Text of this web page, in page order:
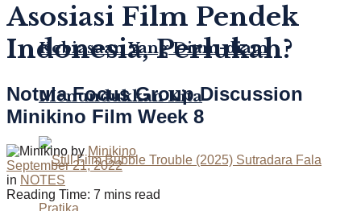
Kebiasaan Yang Diam-diam
Menundukkan Kita
Asosiasi Film Pendek
Indonesia, Perlukah?
Notula Focus Group Discussion
Minikino Film Week 8
by Minikino
September 21, 2022
in NOTES
Reading Time: 7 mins read